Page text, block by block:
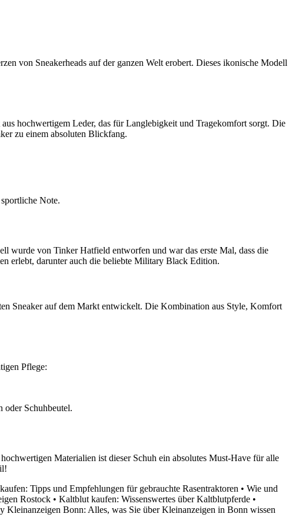
von Sneakerheads auf der ganzen Welt erobert. Dieses ikonische Modell
hochwertigem Leder, das für Langlebigkeit und Tragekomfort sorgt. Die
zu einem absoluten Blickfang.
Note.
wurde von Tinker Hatfield entworfen und war das erste Mal, dass die
erlebt, darunter auch die beliebte Military Black Edition.
Sneaker auf dem Markt entwickelt. Die Kombination aus Style, Komfort
Pflege:
oder Schuhbeutel.
Materialien ist dieser Schuh ein absolutes Must-Have für alle
Tipps und Empfehlungen für gebrauchte Rasentraktoren • Wie und
Rostock • Kaltblut kaufen: Wissenswertes über Kaltblutpferde •
Kleinanzeigen Bonn: Alles, was Sie über Kleinanzeigen in Bonn wissen